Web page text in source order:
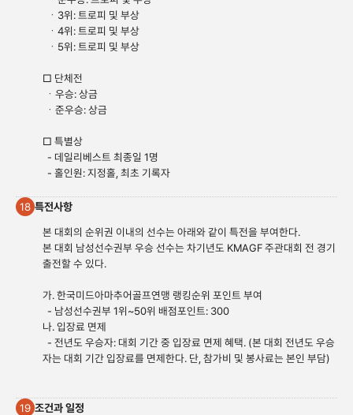
ㆍ3위: 트로피 및 부상
ㆍ4위: 트로피 및 부상
ㆍ5위: 트로피 및 부상
□ 단체전
ㆍ우승: 상금
ㆍ준우승: 상금
□ 특별상
- 데일리베스트 최종일 1명
- 홀인원: 지정홀, 최초 기록자
18 특전사항
본 대회의 순위권 이내의 선수는 아래와 같이 특전을 부여한다.
본 대회 남성선수권부 우승 선수는 차기년도 KMAGF 주관대회 전 경기
출전할 수 있다.
가. 한국미드아마추어골프연맹 랭킹순위 포인트 부여
- 남성선수권부 1위~50위 배점포인트: 300
나. 입장료 면제
- 전년도 우승자: 대회 기간 중 입장료 면제 혜택. (본 대회 전년도 우승
자는 대회 기간 입장료를 면제한다. 단, 참가비 및 봉사료는 본인 부담)
19 조건과 일정